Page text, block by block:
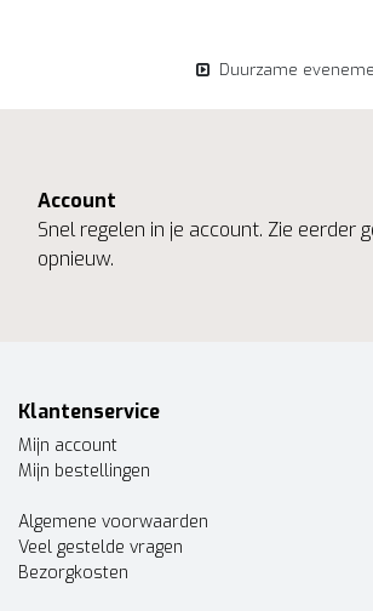
Duurzame
Account
Snel regelen in je account. Zie eerder
opnieuw.
Klantenservice
Mijn account
Mijn bestellingen
Algemene voorwaarden
Veel gestelde vragen
Bezorgkosten